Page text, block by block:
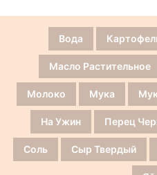
Вода
Масло Растительное
Молоко Мука
На Ужин Перец
Соль Сыр Твердый